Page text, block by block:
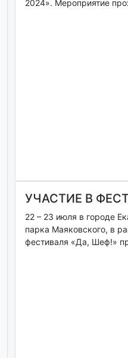
2024». Мероприятие
УЧАСТИЕ В
22 – 23 июля в городе
парка Маяковского, в
фестиваля «Да, Шеф!»